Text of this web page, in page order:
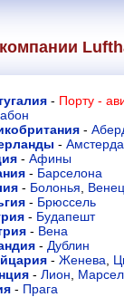
- Порту -
-
-
- Афины
- Барселона
- Болонья
- Брюссель
- Будапешт
- Вена
- Дублин
- Женева
- Лион
- Прага